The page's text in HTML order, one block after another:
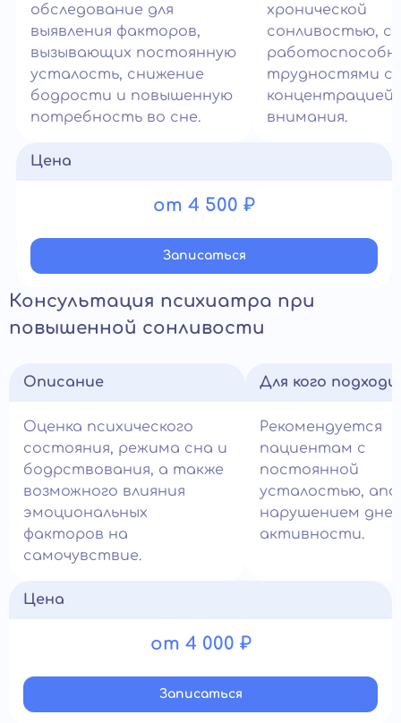
обследование для
выявления факторов,
вызывающих постоянную
усталость, снижение
бодрости и повышенную
потребность во сне.
хронической
сонливостью,
трудностями с
концентрацией
внимания.
Цена
от 4 500 ₽
Записатьcя
Консультация психиатра при
повышенной сонливости
Описание
Оценка психического
состояния, режима сна и
бодрствования, а также
возможного влияния
эмоциональных
факторов на
самочувствие.
Для кого
Рекомендуется
пациентам с
постоянной
усталостью,
нарушением
активности.
Цена
от 4 000 ₽
Записатьcя